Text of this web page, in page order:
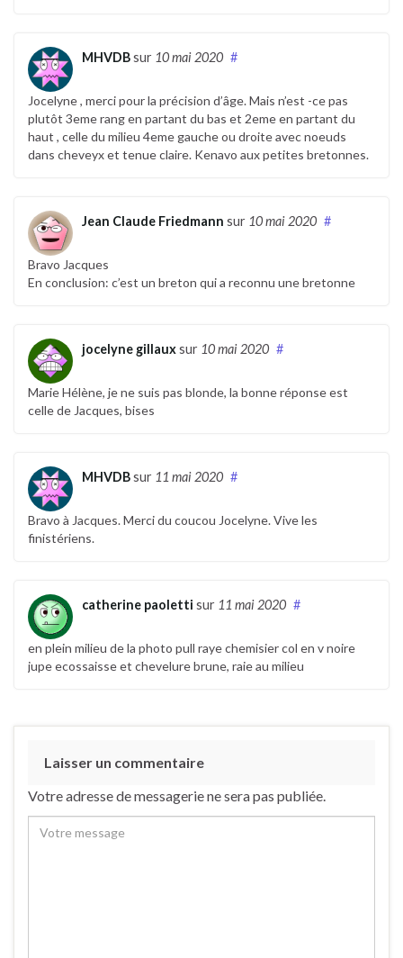
MHVDBsur 10 mai 2020 #
Jocelyne , merci pour la précision d’âge. Mais n’est -ce pas
plutôt 3eme rang en partant du bas et 2eme en partant du
haut , celle du milieu 4eme gauche ou droite avec noeuds
dans cheveyx et tenue claire. Kenavo aux petites bretonnes.
Jean Claude Friedmann sur 10 mai 2020 #
Bravo Jacques
En conclusion: c’est un breton qui a reconnu une bretonne
jocelyne gillauxsur 10 mai 2020 #
Marie Hélène, je ne suis pas blonde, la bonne réponse est
celle de Jacques, bises
MHVDBsur 11 mai 2020 #
Bravo à Jacques. Merci du coucou Jocelyne. Vive les
finistériens.
catherine paoletti sur 11 mai 2020 #
en plein milieu de la photo pull raye chemisier col en v noire
jupe ecossaisse et chevelure brune, raie au milieu
Laisser un commentaire
Votre adresse de messagerie ne sera pas publiée.